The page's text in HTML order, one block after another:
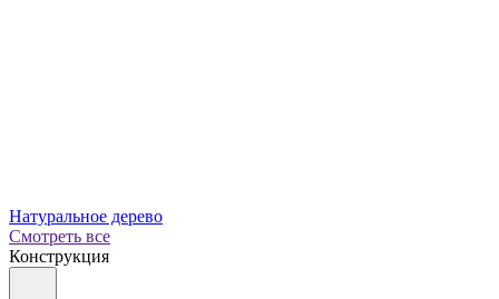
Натуральное дерево
Смотреть все
Конструкция